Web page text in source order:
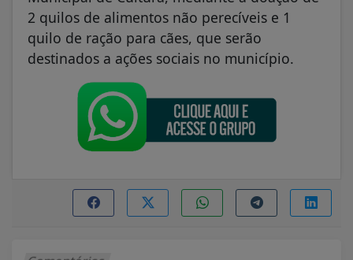
2 quilos de alimentos não perecíveis e 1
quilo de ração para cães, que serão
destinados a ações sociais no município.